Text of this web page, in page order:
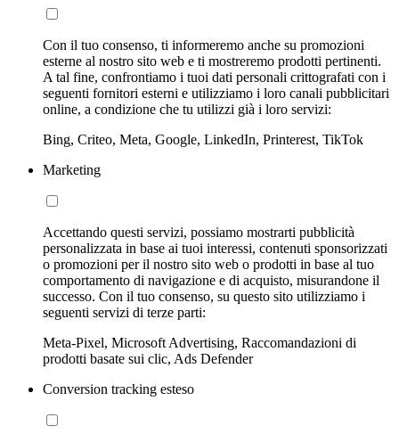
Con il tuo consenso, ti informeremo anche su promozioni
esterne al nostro sito web e ti mostreremo prodotti pertinenti.
A tal fine, confrontiamo i tuoi dati personali crittografati con i
seguenti fornitori esterni e utilizziamo i loro canali pubblicitari
online, a condizione che tu utilizzi già i loro servizi:
Bing, Criteo, Meta, Google, LinkedIn, Printerest, TikTok
Marketing
Accettando questi servizi, possiamo mostrarti pubblicità
personalizzata in base ai tuoi interessi, contenuti sponsorizzati
o promozioni per il nostro sito web o prodotti in base al tuo
comportamento di navigazione e di acquisto, misurandone il
successo. Con il tuo consenso, su questo sito utilizziamo i
seguenti servizi di terze parti:
Meta-Pixel, Microsoft Advertising, Raccomandazioni di
prodotti basate sui clic, Ads Defender
Conversion tracking esteso